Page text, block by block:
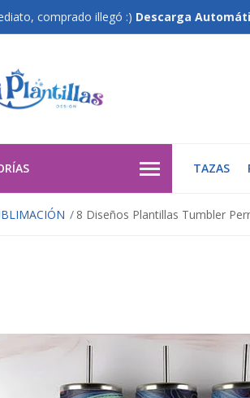
comprado illegó :) Descarga
TAZAS
8 Diseños Plantillas Tumbler